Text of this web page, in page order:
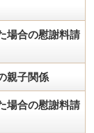
場合の慰謝料請
親子関係
場合の慰謝料請